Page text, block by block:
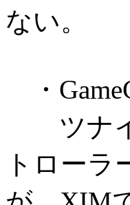
ない。
・
ツナイ
トロー